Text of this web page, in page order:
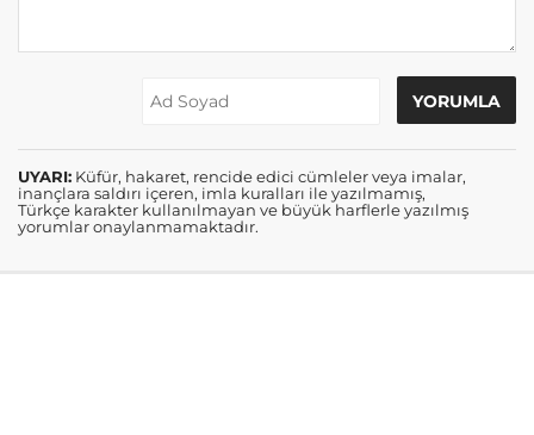
UYARI: Küfür, hakaret, rencide edici cümleler veya imalar,
inançlara saldırı içeren, imla kuralları ile yazılmamış,
Türkçe karakter kullanılmayan ve büyük harflerle yazılmış
yorumlar onaylanmamaktadır.